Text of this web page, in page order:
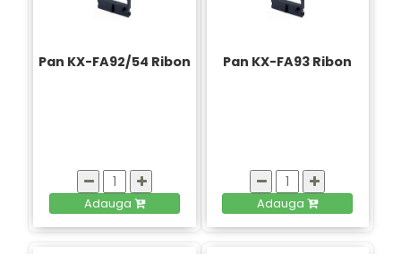
Pan KX-FA92/54 Ribon
Adauga
Pan KX-FA93 Ribon
Adauga